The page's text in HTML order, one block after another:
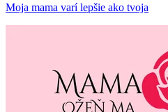
Moja mama varí lepšie ako tvoja